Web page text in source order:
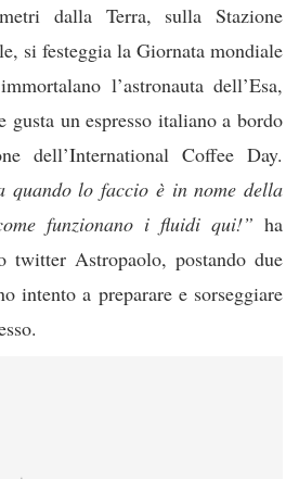
dalla Terra, sulla Stazione
si festeggia la Giornata mondiale
l’astronauta dell’Esa,
gusta un espresso italiano a bordo
dell’International Coffee Day.
quando lo faccio è in nome della
funzionano i fluidi qui!” ha
twitter Astropaolo, postando due
intento a preparare e sorseggiare